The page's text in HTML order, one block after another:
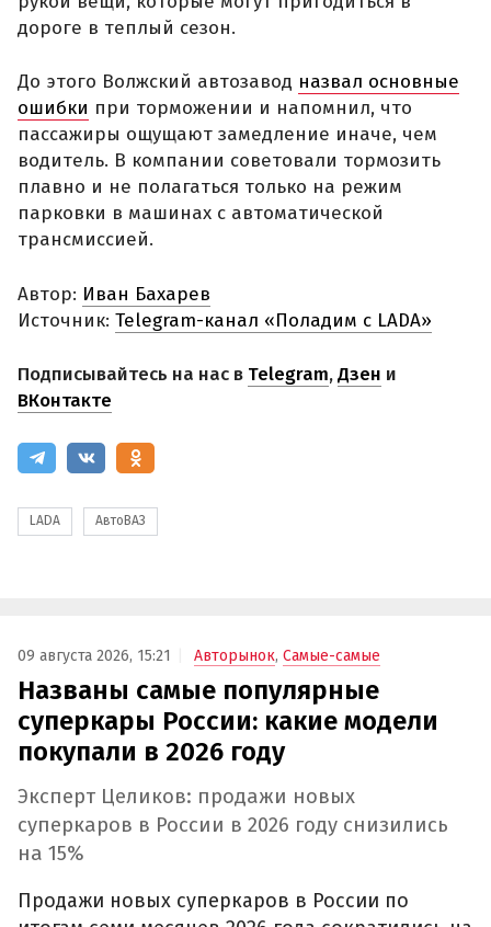
дороге в теплый сезон.
До этого Волжский автозавод назвал основные
ошибки при торможении и напомнил, что
пассажиры ощущают замедление иначе, чем
водитель. В компании советовали тормозить
плавно и не полагаться только на режим
парковки в машинах с автоматической
трансмиссией.
Автор: Иван Бахарев
Источник: Telegram-канал «Поладим с LADA»
Подписывайтесь на нас в Telegram,Дзен и
ВКонтакте
LADA АвтоВАЗ
09 августа 2026, 15:21 Авторынок, Самые-самые
Названы самые популярные
суперкары России: какие модели
покупали в 2026 году
Эксперт Целиков: продажи новых
суперкаров в России в 2026 году снизились
на 15%
Продажи новых суперкаров в России по